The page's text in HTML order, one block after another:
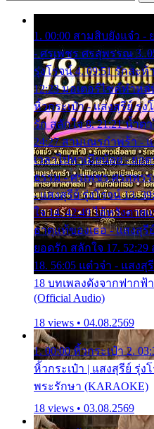
1. 00:00 สามสิบยังแจ๋ว -
- ศรเพชร ศรสุพรรณ 3.
รุ่งโรจน์ 4. 09:51 รักสะ
12:23 มอเตอร์ไซค์ทำห
หิ้วกระเป๋า - แสงสุรีย์ รุ่ง
รัก สลักใจ 8. 21:21 น้ำ
24:27 สามเณรกำพร้า -
เวลาไปหาเมียน้อย - ยอ
ธรรม - ศรเพชร ศรสุพร
- แสงสุรีย์ รุ่งโรจน์ 13.
ใจ 14. 42:49 ไอ้หวังตา
ธาตุแท้ของเธอ - แสงสุรี
ยอดรัก สลักใจ 17.
18. 56:05 แต๋วจ๋า - แสงสุ
18 บทเพลงดังจากฟากฟ้
(Official Audio)
18 views • 04.08.2569
1. 00:00 หิ้วกระเป๋า 2.
หิ้วกระเป๋า | แสงสุรีย์ รุ่ง
พระรักษา (KARAOKE)
18 views • 03.08.2569